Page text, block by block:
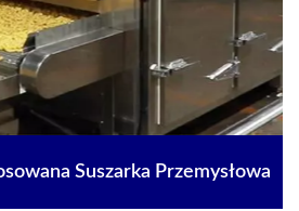
Suszarka Przemysłowa